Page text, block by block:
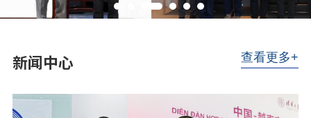
新闻中⼼ 查看更多+